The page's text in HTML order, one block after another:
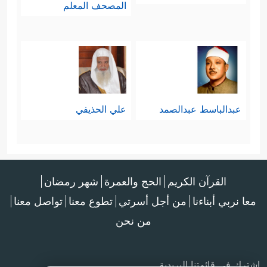
المصحف المعلم
عبدالباسط عبدالصمد علي الحذيفي
القرآن الكريم الحج والعمرة شهر رمضان
معا نربي أبناءنا من أجل أسرتي تطوع معنا تواصل معنا
من نحن
اشترك في قائمتنا البريدية